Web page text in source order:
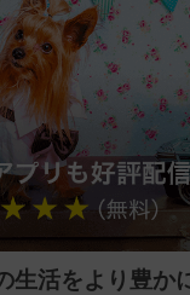
生活をより豊か